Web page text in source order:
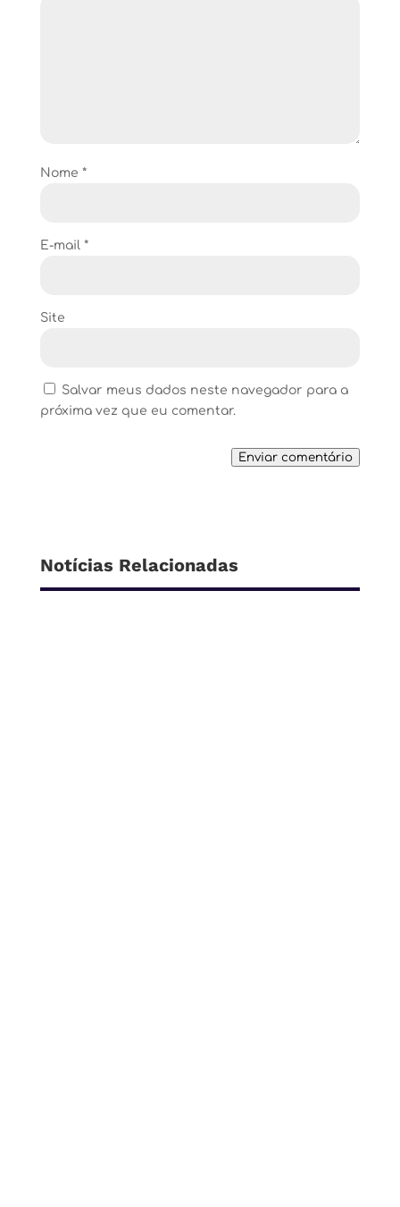
Nome *
E-mail *
Site
Salvar meus dados neste navegador para a
próxima vez que eu comentar.
Enviar comentário
Notícias Relacionadas